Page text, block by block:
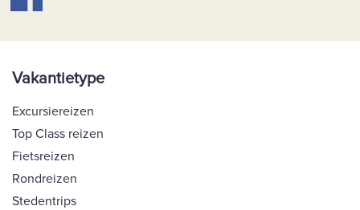
Vakantietype
Excursiereizen
Top Class reizen
Fietsreizen
Rondreizen
Stedentrips